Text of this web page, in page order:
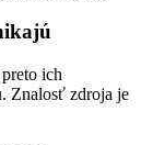
ich
Znalosť zdroja je